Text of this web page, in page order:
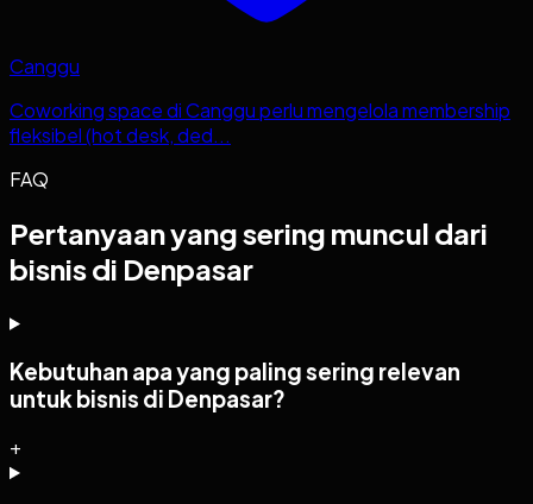
Canggu
Coworking space di Canggu perlu mengelola membership
fleksibel (hot desk, ded...
FAQ
Pertanyaan yang sering muncul dari
bisnis di Denpasar
Kebutuhan apa yang paling sering relevan
untuk bisnis di Denpasar?
+